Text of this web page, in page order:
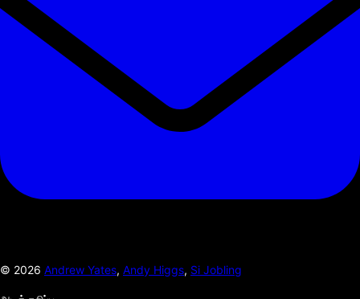
© 2026 Andrew Yates, Andy Higgs, Si Jobling